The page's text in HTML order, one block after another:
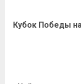
Кубок Победы